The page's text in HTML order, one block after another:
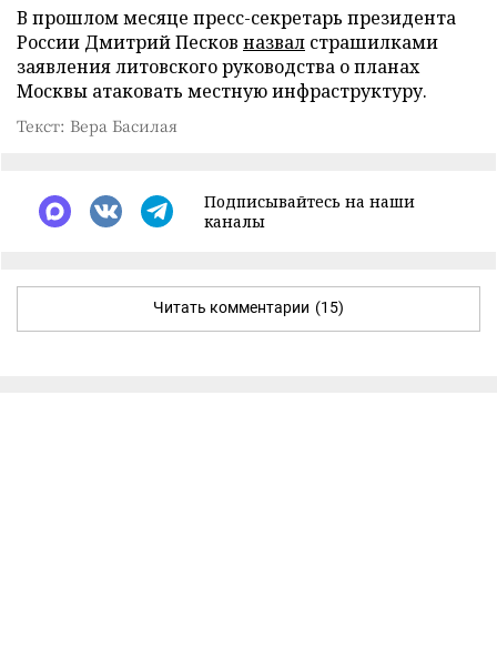
В прошлом месяце пресс-секретарь президента
России Дмитрий Песков назвал страшилками
заявления литовского руководства о планах
Москвы атаковать местную инфраструктуру.
Текст: Вера Басилая
Подписывайтесь на наши
каналы
Читать комментарии (15)